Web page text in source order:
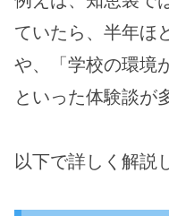
ていたら、半年ほ
や、「学校の環境
といった体験談が
以下で詳しく解説